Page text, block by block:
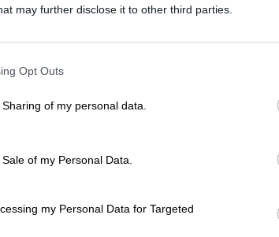
may further disclose it to other third parties.
Opt Outs
of my personal data.
of my Personal Data.
my Personal Data for Targeted
zon breekt door het dichte bladerdak en onthult
verte hoor je een avondconcert van zingende
Gewapend met een kapmes vecht je je een weg
groene jungle, vreemde geuren prikkelen
je het gevoel hebt dat je naar Zuidoost-Azië bent
Yuzu & Grapefruit en ga op reis naar verre,
de handelsroutes van weleer bezochten de
en specerijen mee terug. Yuzu is een zeer
smaak. De complexe aroma's van